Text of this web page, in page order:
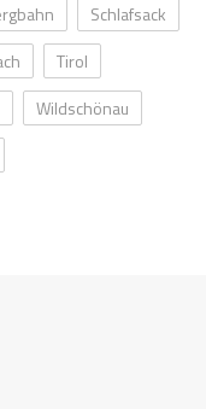
Schlafsack
Tirol
Wildschönau